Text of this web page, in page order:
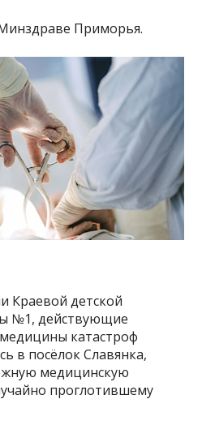
Приморья.
Краевой детской
№1, действующие
катастроф
в посёлок Славянка,
медицинскую
проглотившему